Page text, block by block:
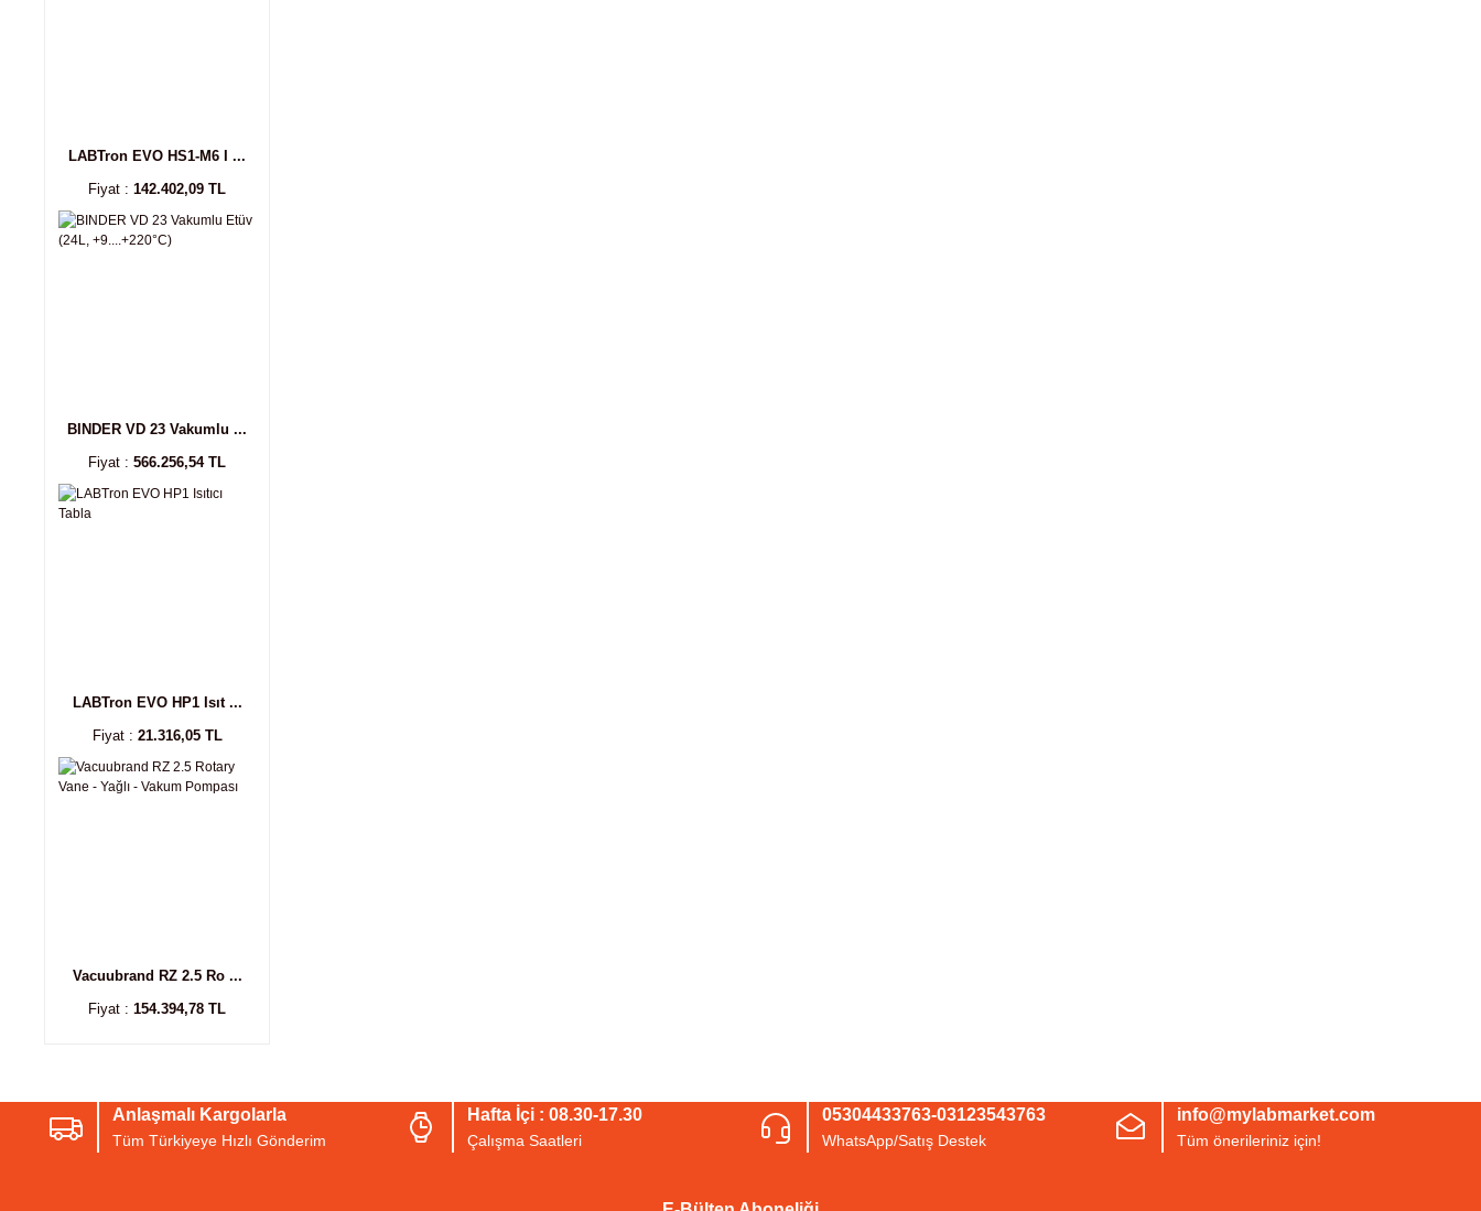
LABTron EVO HS1-M6 I ...
Fiyat : 142.402,09 TL
BINDER VD 23 Vakumlu ...
Fiyat : 566.256,54 TL
LABTron EVO HP1 Isıt ...
Fiyat : 21.316,05 TL
Vacuubrand RZ 2.5 Ro ...
Fiyat : 154.394,78 TL
Anlaşmalı Kargolarla
Tüm Türkiyeye Hızlı Gönderim
Hafta İçi : 08.30-17.30
Çalışma Saatleri
05304433763-03123543763
WhatsApp/Satış Destek
info@mylabmarket.com
Tüm önerileriniz için!